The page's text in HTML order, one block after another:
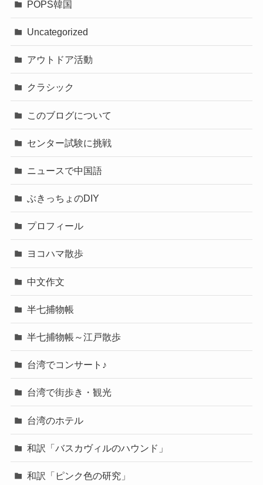
POPS韓国
Uncategorized
アウトドア活動
クラシック
このブログについて
センター試験に挑戦
ニュースで中国語
ぶきっちょのDIY
プロフィール
ヨコハマ散歩
中文作文
半七捕物帳
半七捕物帳～江戸散歩
台湾でコンサート♪
台湾で街歩き・観光
台湾のホテル
和訳「バスカヴィルのハウンド」
和訳「ピンク色の研究」